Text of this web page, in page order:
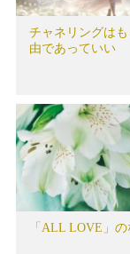
チャネリングはも
由であっていい
「ALL LOVE」